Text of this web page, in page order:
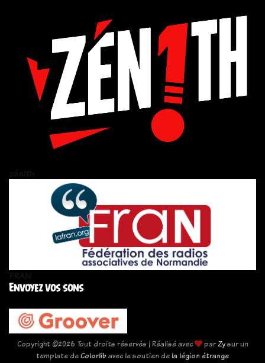
Envoyez vos sons
Copyright ©2026 Tout droits réservés | Réalisé avec parZysur un
template deColorlibavec le soutien de la légion étrange